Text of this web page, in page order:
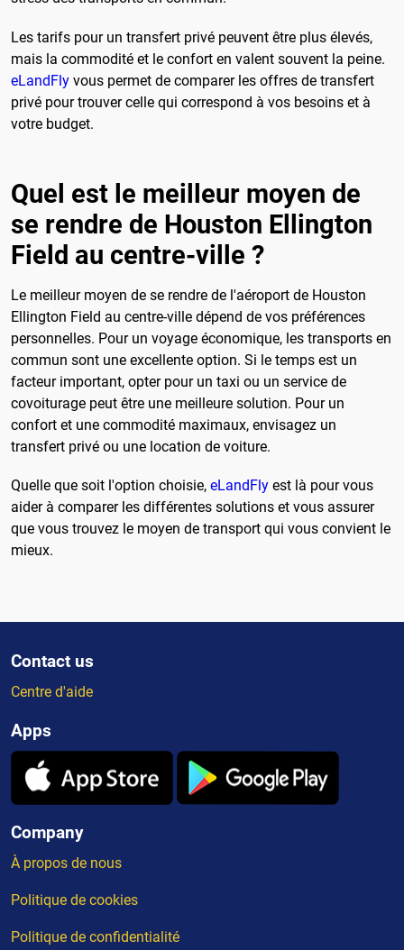
Les tarifs pour un transfert privé peuvent être plus élevés,
mais la commodité et le confort en valent souvent la peine.
eLandFly vous permet de comparer les offres de transfert
privé pour trouver celle qui correspond à vos besoins et à
votre budget.
Quel est le meilleur moyen de
se rendre de Houston Ellington
Field au centre-ville ?
Le meilleur moyen de se rendre de l'aéroport de Houston
Ellington Field au centre-ville dépend de vos préférences
personnelles. Pour un voyage économique, les transports en
commun sont une excellente option. Si le temps est un
facteur important, opter pour un taxi ou un service de
covoiturage peut être une meilleure solution. Pour un
confort et une commodité maximaux, envisagez un
transfert privé ou une location de voiture.
Quelle que soit l'option choisie, eLandFly est là pour vous
aider à comparer les différentes solutions et vous assurer
que vous trouvez le moyen de transport qui vous convient le
mieux.
Contact us
Centre d'aide
Apps
Company
À propos de nous
Politique de cookies
Politique de confidentialité